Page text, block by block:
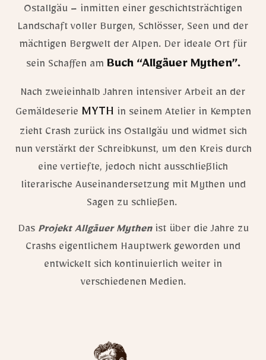
Ostallgäu – inmitten einer geschichtsträchtigen
Landschaft voller Burgen, Schlösser, Seen und der
mächtigen Bergwelt der Alpen. Der ideale Ort für
sein Schaffen am Buch “Allgäuer Mythen”.
Nach zweieinhalb Jahren intensiver Arbeit an der
Gemäldeserie MYTH in seinem Atelier in Kempten
zieht Crash zurück ins Ostallgäu und widmet sich
nun verstärkt der Schreibkunst, um den Kreis durch
eine vertiefte, jedoch nicht ausschließlich
literarische Auseinandersetzung mit Mythen und
Sagen zu schließen.
Das Projekt Allgäuer Mythenist über die Jahre zu
Crashs eigentlichem Hauptwerk geworden und
entwickelt sich kontinuierlich weiter in
verschiedenen Medien.